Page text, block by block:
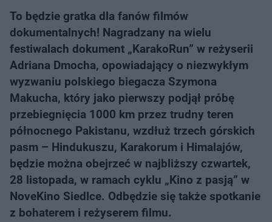
To będzie gratka dla fanów filmów
dokumentalnych! Nagradzany na wielu
festiwalach dokument „KarakoRun” w reżyserii
Adriana Dmocha, opowiadający o niezwykłym
wyzwaniu polskiego biegacza Szymona
Makucha, który jako pierwszy podjął próbę
przebiegnięcia 1000 km przez trudny teren
północnego Pakistanu, wzdłuż trzech górskich
pasm – Hindukuszu, Karakorum i Himalajów,
będzie można obejrzeć w najbliższy czwartek,
28 listopada, w ramach cyklu „Kino z pasją” w
NoveKino Siedlce. Odbędzie się także spotkanie
z bohaterem i reżyserem filmu.